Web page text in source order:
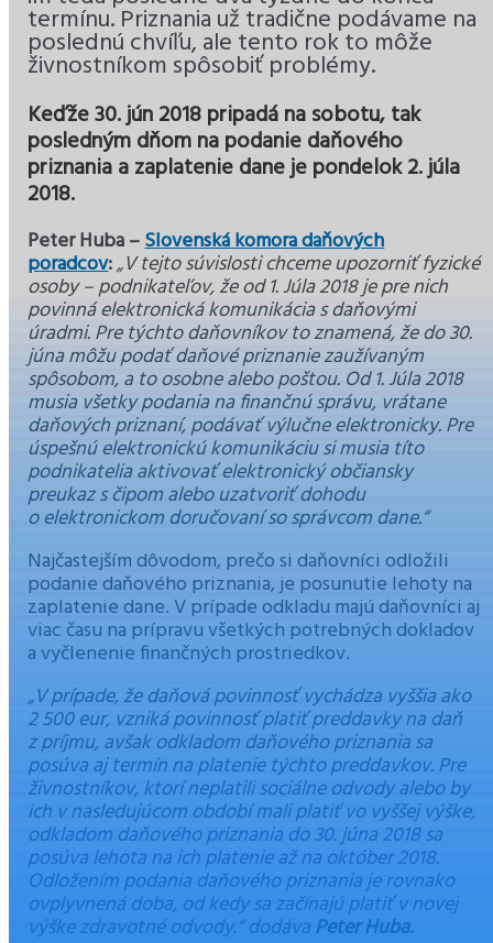
termínu. Priznania už tradične podávame na
poslednú chvíľu, ale tento rok to môže
živnostníkom spôsobiť problémy.
Keďže 30. jún 2018 pripadá na sobotu, tak
posledným dňom na podanie daňového
priznania a zaplatenie dane je pondelok 2. júla
2018.
Peter Huba –Slovenská komora daňových
poradcov:„V tejto súvislosti chceme upozorniť fyzické
osoby – podnikateľov, že od 1. Júla 2018 je pre nich
povinná elektronická komunikácia s daňovými
úradmi. Pre týchto daňovníkov to znamená, že do 30.
júna môžu podať daňové priznanie zaužívaným
spôsobom, a to osobne alebo poštou. Od 1. Júla 2018
musia všetky podania na finančnú správu, vrátane
daňových priznaní, podávať výlučne elektronicky. Pre
úspešnú elektronickú komunikáciu si musia títo
podnikatelia aktivovať elektronický občiansky
preukaz s čipom alebo uzatvoriť dohodu
o elektronickom doručovaní so správcom dane.“
Najčastejším dôvodom, prečo si daňovníci odložili
podanie daňového priznania, je posunutie lehoty na
zaplatenie dane. V prípade odkladu majú daňovníci aj
viac času na prípravu všetkých potrebných dokladov
a vyčlenenie finančných prostriedkov.
„V prípade, že daňová povinnosť vychádza vyššia ako
2 500 eur, vzniká povinnosť platiť preddavky na daň
z príjmu, avšak odkladom daňového priznania sa
posúva aj termín na platenie týchto preddavkov. Pre
živnostníkov, ktorí neplatili sociálne odvody alebo by
ich v nasledujúcom období mali platiť vo vyššej výške,
odkladom daňového priznania do 30. júna 2018 sa
posúva lehota na ich platenie až na október 2018.
Odložením podania daňového priznania je rovnako
ovplyvnená doba, od kedy sa začínajú platiť v novej
výške zdravotné odvody.“ dodáva Peter Huba.